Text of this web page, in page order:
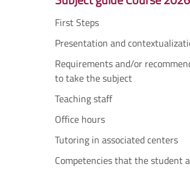
First Steps
Presentation and
Requirements and/or
to take the subject
Teaching staff
Office hours
Tutoring in associated centers
Competencies that the student